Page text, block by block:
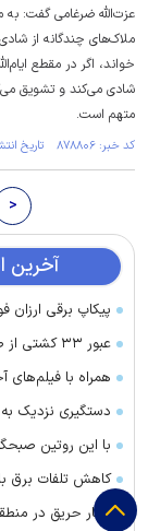
عزت‌الله ضرغامی گفت: به
ملاک‌های چندگانه از
شادی می‌کند و تشویق
متهم است.
کد خبر: ۸۷۸۸۰۶ تاریخ انتشار : ۱۴۰۲/۰۹/۱۹
>
آخرین
پیکاپ برقی ارزان
عبور ۳۳ کشتی از طریق تنگه هرمز در یک هفته
همراه با فیلم‌های
دستگیری نزدیک به ۳ هزار سارق در آذربایجان‌شرقی
با این روتین
کاهش تلفات برق
مهار حریق در